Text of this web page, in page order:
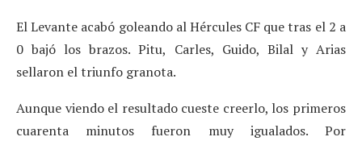
El Levante acabó goleando al Hércules CF que tras el 2 a
0 bajó los brazos. Pitu, Carles, Guido, Bilal y Arias
sellaron el triunfo granota.
Aunque viendo el resultado cueste creerlo, los primeros
cuarenta minutos fueron muy igualados. Por